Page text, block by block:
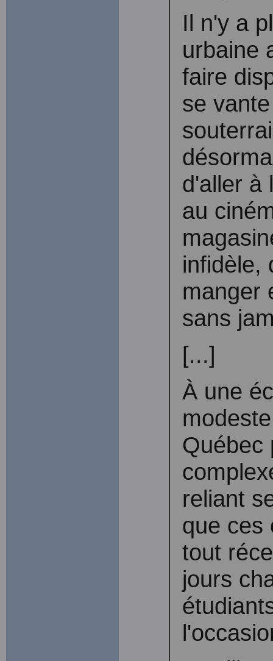
Il n'y a
urbaine
faire
se
d'aller à
au
infidèle,
manger
sans
[...]
À une
Québec
reliant
que ces
tout
jours